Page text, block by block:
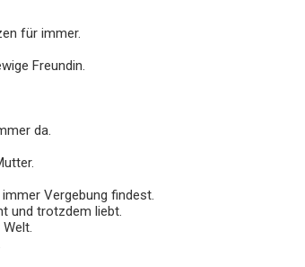
für immer.
Freundin.
da.
Vergebung findest.
und trotzdem liebt.